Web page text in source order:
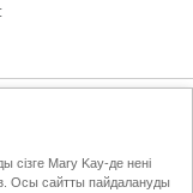
Mary Kay InTouch
сізге Mary Kay-де нені
Осы сайтты пайдалануды